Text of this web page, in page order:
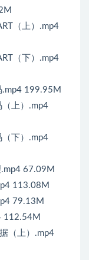
（上）.mp4
（下）.mp4
199.95M
上）.mp4
下）.mp4
67.09M
113.08M
79.13M
112.54M
（上）.mp4